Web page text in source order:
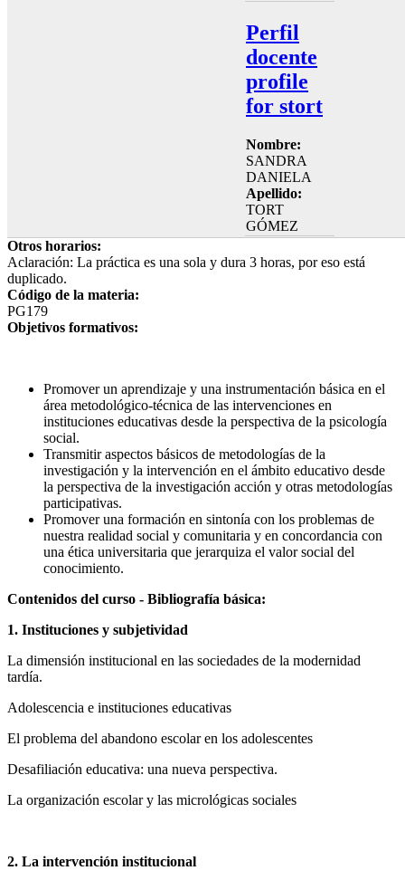
Perfil
docente
profile
for stort
Nombre:
SANDRA
DANIELA
Apellido:
TORT
GÓMEZ
Otros horarios:
Aclaración: La práctica es una sola y dura 3 horas, por eso está
duplicado.
Código de la materia:
PG179
Objetivos formativos:
Promover un aprendizaje y una instrumentación básica en el
área metodológico-técnica de las intervenciones en
instituciones educativas desde la perspectiva de la psicología
social.
Transmitir aspectos básicos de metodologías de la
investigación y la intervención en el ámbito educativo desde
la perspectiva de la investigación acción y otras metodologías
participativas.
Promover una formación en sintonía con los problemas de
nuestra realidad social y comunitaria y en concordancia con
una ética universitaria que jerarquiza el valor social del
conocimiento.
Contenidos del curso - Bibliografía básica:
1. Instituciones y subjetividad
La dimensión institucional en las sociedades de la modernidad
tardía.
Adolescencia e instituciones educativas
El problema del abandono escolar en los adolescentes
Desafiliación educativa: una nueva perspectiva.
La organización escolar y las micrológicas sociales
2. La intervención institucional